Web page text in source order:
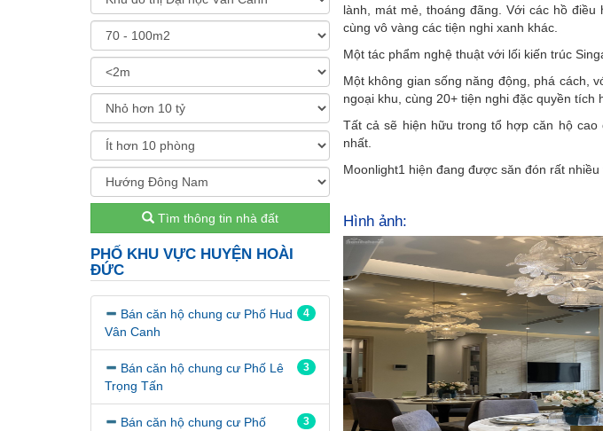
Tìm thông tin nhà đất
PHỐ KHU VỰC HUYỆN HOÀI
ĐỨC
4
Bán căn hộ chung cư Phố Hud
Vân Canh
3
Bán căn hộ chung cư Phố Lê
Trọng Tấn
3
Bán căn hộ chung cư Phố
lành, mát mẻ, thoáng đãng. Với các hồ điều
cùng vô vàng các tiện nghi xanh khác.
Một tác phẩm nghệ thuật với lối kiến trúc
Một không gian sống năng động, phá cách,
ngoại khu, cùng 20+ tiện nghi đặc quyền tích
Tất cả sẽ hiện hữu trong tổ hợp căn hộ
nhất.
Moonlight1 hiện đang được săn đón rất
Hình ảnh: